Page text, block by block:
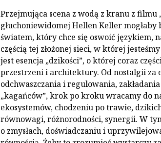
Przejmująca scena z wodą z kranu z filmu
głuchoniewidomej Hellen Keller
światem, który chce się oswoić językiem,
częścią tej złożonej sieci, w której
jest esencja „dzikości”, o której coraz
przestrzeni i architektury. Od nostalgii
odchwaszczania i regulowania,
„kagańców”, krok po kroku wracamy do
ekosystemów, chodzeniu po trawie,
równowagi, różnorodności, synergii. W
o zmysłach, doświadczaniu i